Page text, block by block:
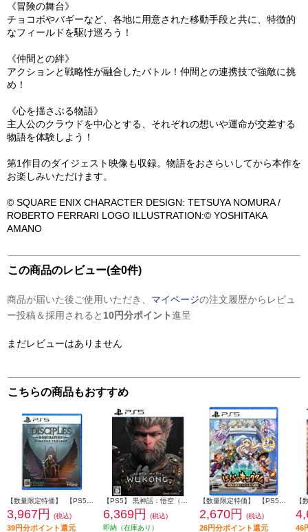
《冒険の舞台》
チョコボやバギーなど、各地に用意された移動手段と共に、特徴的
なフィールドを駆け巡ろう！
《仲間との絆》
アクションと戦略性が融合したバトル！仲間との連携技で強敵に挑
め！
《心を揺さぶる物語》
主人公のクラウドを中心とする、それぞれの想いや運命が交差する
物語を体験しよう！
第1作目のダイジェスト映像も収録。物語をおさらいしてから本作を
お楽しみいただけます。
© SQUARE ENIX CHARACTER DESIGN: TETSUYA NOMURA /
ROBERTO FERRARI LOGO ILLUSTRATION:© YOSHITAKA
AMANO
この商品のレビュー(全0件)
商品が届いた後ご使用いただき、 マイページの注文履歴からレビュ
ー投稿＆採用されると 10円分ポイント進呈
まだレビューはありません
こちらの商品もおすすめ
【数量限定特価】 【PS5】 ディサイプルズ ドミネーション デラックスエディション
3,967円 (税込)
39円分ポイント還元
【PS5】 黒神話：悟空（ウーコン）
6,369円
(税込)
即納（在庫あり）
【数量限定特価】 【PS5】 ぼくらのキングダム 時食む果実といにしえの魔物 通常版
2,670円 (税込)
26円分ポイント還元 46